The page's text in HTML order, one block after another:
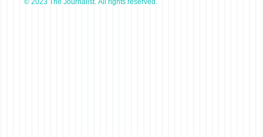
© 2023 The Journalist. All rights reserved.